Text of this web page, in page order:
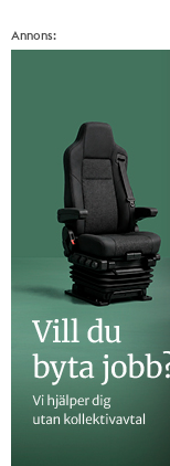
Annons: